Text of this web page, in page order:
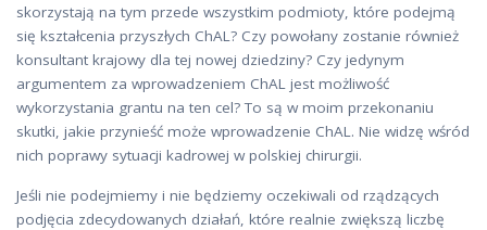
skorzystają na tym przede wszystkim podmioty, które podejmą
się kształcenia przyszłych ChAL? Czy powołany zostanie również
konsultant krajowy dla tej nowej dziedziny? Czy jedynym
argumentem za wprowadzeniem ChAL jest możliwość
wykorzystania grantu na ten cel? To są w moim przekonaniu
skutki, jakie przynieść może wprowadzenie ChAL. Nie widzę wśród
nich poprawy sytuacji kadrowej w polskiej chirurgii.
Jeśli nie podejmiemy i nie będziemy oczekiwali od rządzących
podjęcia zdecydowanych działań, które realnie zwiększą liczbę